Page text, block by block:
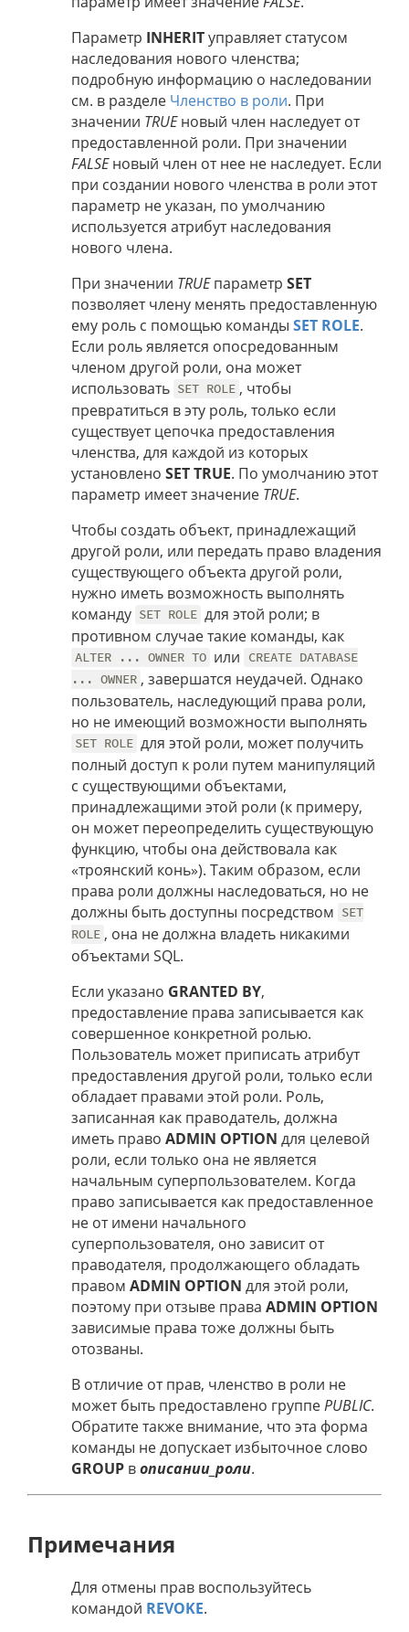
Параметр INHERITуправляет статусом
наследования нового членства;
подробную информацию о наследовании
см. в разделе Членство в роли. При
значении TRUEновый член наследует от
предоставленной роли. При значении
FALSEновый член от нее не наследует. Если
при создании нового членства в роли этот
параметр не указан, по умолчанию
используется атрибут наследования
нового члена.
При значении TRUEпараметр SET
позволяет члену менять предоставленную
ему роль с помощью команды SET ROLE.
Если роль является опосредованным
членом другой роли, она может
использовать SET ROLE , чтобы
превратиться в эту роль, только если
существует цепочка предоставления
членства, для каждой из которых
установлено SET TRUE. По умолчанию этот
параметр имеет значение TRUE.
Чтобы создать объект, принадлежащий
другой роли, или передать право владения
существующего объекта другой роли,
нужно иметь возможность выполнять
команду SET ROLE для этой роли; в
противном случае такие команды, как
ALTER ... OWNER TO или
CREATE DATABASE
... OWNER , завершатся неудачей. Однако
пользователь, наследующий права роли,
но не имеющий возможности выполнять
SET ROLE для этой роли, может получить
полный доступ к роли путем манипуляций
с существующими объектами,
принадлежащими этой роли (к примеру,
он может переопределить существующую
функцию, чтобы она действовала как
«троянский конь»). Таким образом, если
права роли должны наследоваться, но не
должны быть доступны посредством SET
ROLE , она не должна владеть никакими
объектами SQL.
Если указано GRANTED BY,
предоставление права записывается как
совершенное конкретной ролью.
Пользователь может приписать атрибут
предоставления другой роли, только если
обладает правами этой роли. Роль,
записанная как праводатель, должна
иметь право ADMIN OPTION для целевой
роли, если только она не является
начальным суперпользователем. Когда
право записывается как предоставленное
не от имени начального
суперпользователя, оно зависит от
праводателя, продолжающего обладать
правом ADMIN OPTION для этой роли,
поэтому при отзыве права ADMIN OPTION
зависимые права тоже должны быть
отозваны.
В отличие от прав, членство в роли не
может быть предоставлено группеPUBLIC.
Обратите также внимание, что эта форма
команды не допускает избыточное слово
GROUP вописании_роли.
Примечания
Для отмены прав воспользуйтесь
командой REVOKE.